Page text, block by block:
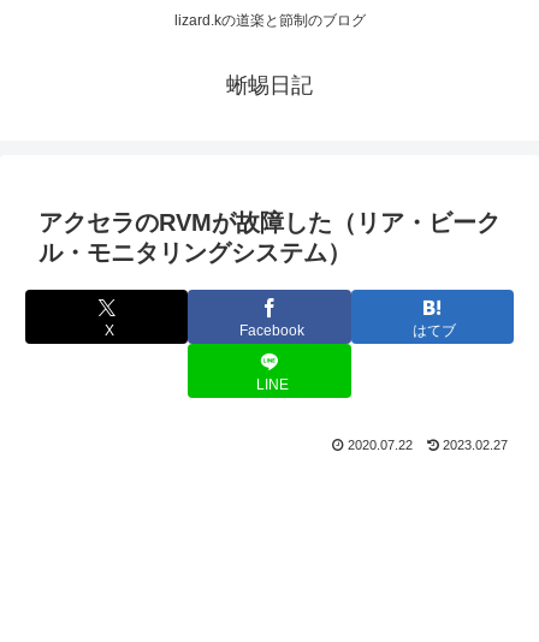
lizard.kの道楽と節制のブログ
蜥蜴日記
アクセラのRVMが故障した（リア・ビーク
ル・モニタリングシステム）
X Facebook はてブ
LINE
2020.07.22 2023.02.27